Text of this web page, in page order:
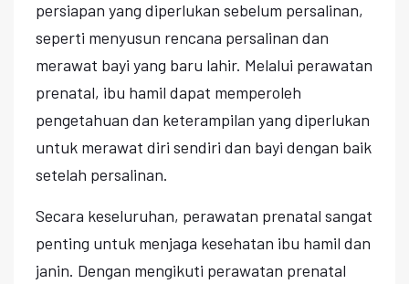
persiapan yang diperlukan sebelum persalinan,
seperti menyusun rencana persalinan dan
merawat bayi yang baru lahir. Melalui perawatan
prenatal, ibu hamil dapat memperoleh
pengetahuan dan keterampilan yang diperlukan
untuk merawat diri sendiri dan bayi dengan baik
setelah persalinan.
Secara keseluruhan, perawatan prenatal sangat
penting untuk menjaga kesehatan ibu hamil dan
janin. Dengan mengikuti perawatan prenatal